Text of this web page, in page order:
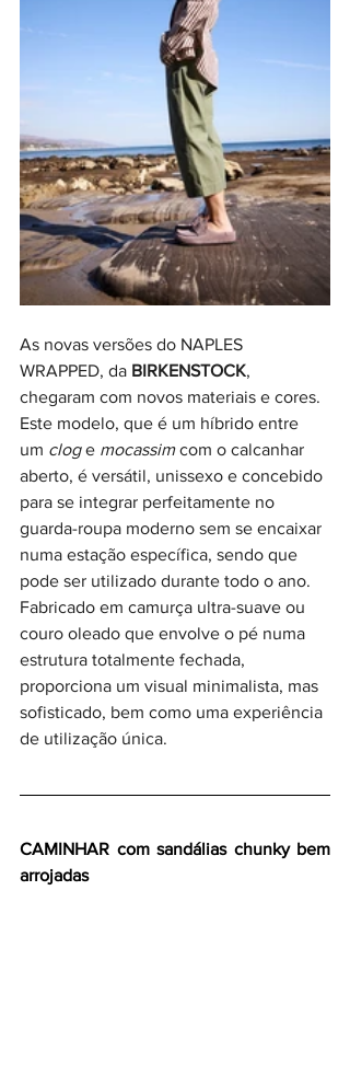
As novas versões do NAPLES
WRAPPED, da BIRKENSTOCK,
chegaram com novos materiais e cores.
Este modelo, que é um híbrido entre
um clog e mocassim com o calcanhar
aberto, é versátil, unissexo e concebido
para se integrar perfeitamente no
guarda-roupa moderno sem se encaixar
numa estação específica, sendo que
pode ser utilizado durante todo o ano.
Fabricado em camurça ultra-suave ou
couro oleado que envolve o pé numa
estrutura totalmente fechada,
proporciona um visual minimalista, mas
sofisticado, bem como uma experiência
de utilização única.
CAMINHAR com sandálias chunky bem
arrojadas